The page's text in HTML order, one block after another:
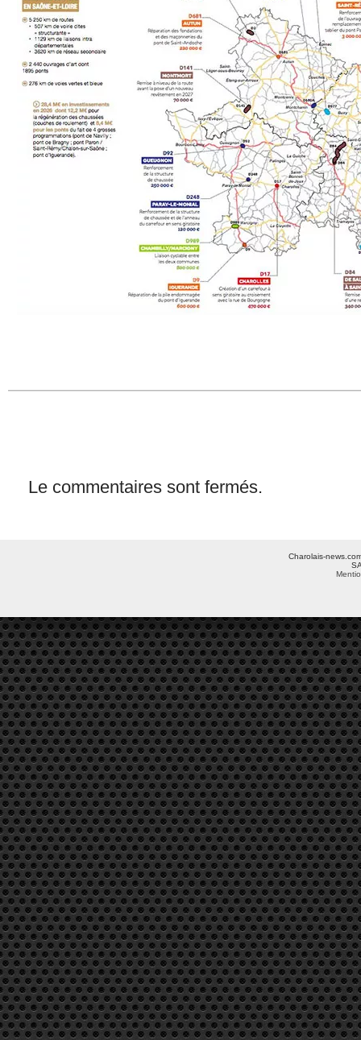
Le commentaires sont fermés.
Charolais-